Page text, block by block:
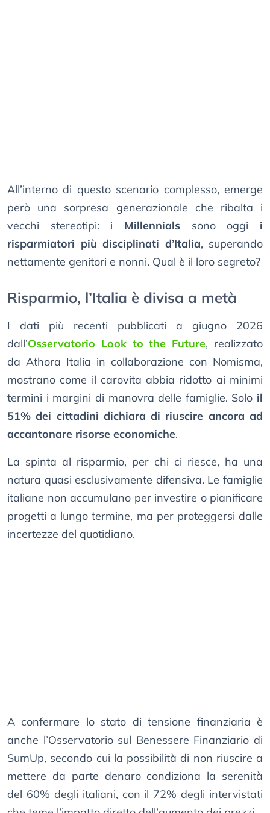
All’interno di questo scenario complesso, emerge
però una sorpresa generazionale che ribalta i
vecchi stereotipi: i Millennials sono oggi i
risparmiatori più disciplinati d’Italia, superando
nettamente genitori e nonni. Qual è il loro segreto?
Risparmio, l’Italia è divisa a metà
I dati più recenti pubblicati a giugno 2026
dall’Osservatorio Look to the Future, realizzato
da Athora Italia in collaborazione con Nomisma,
mostrano come il carovita abbia ridotto ai minimi
termini i margini di manovra delle famiglie. Solo il
51% dei cittadini dichiara di riuscire ancora ad
accantonare risorse economiche.
La spinta al risparmio, per chi ci riesce, ha una
natura quasi esclusivamente difensiva. Le famiglie
italiane non accumulano per investire o pianificare
progetti a lungo termine, ma per proteggersi dalle
incertezze del quotidiano.
A confermare lo stato di tensione finanziaria è
anche l’Osservatorio sul Benessere Finanziario di
SumUp, secondo cui la possibilità di non riuscire a
mettere da parte denaro condiziona la serenità
del 60% degli italiani, con il 72% degli intervistati